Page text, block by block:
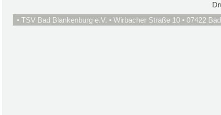
• TSV Bad Blankenburg e.V. • Wirbacher Straße 10 • 07422